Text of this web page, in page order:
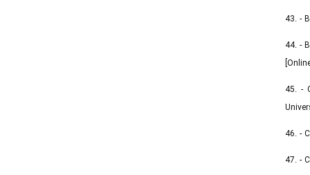
43. -
44. -
45. -
46. -
47. -